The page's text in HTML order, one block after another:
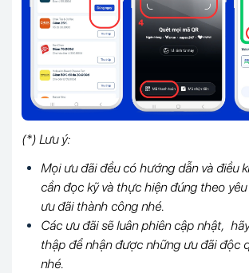
(*) Lưu ý:
Mọi ưu đãi đều có hướng dẫn và điều
cần đọc kỹ và thực hiện đúng theo
ưu đãi thành công nhé.
Các ưu đãi sẽ luân phiên cập nhật,
thập để nhận được những ưu đãi độc
nhé.